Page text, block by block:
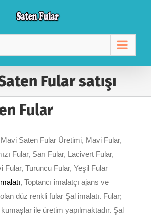
Fular satışı
Fular
Saten Fular Üretimi, Mavi Fular,
Fular, Sarı Fular, Lacivert Fular,
Fular, Turuncu Fular, Yeşil Fular
, Toptancı imalatçı ajans ve
düz renkli fular Şal imalatı. Fular;
ile üretim yapılmaktadır. Şal